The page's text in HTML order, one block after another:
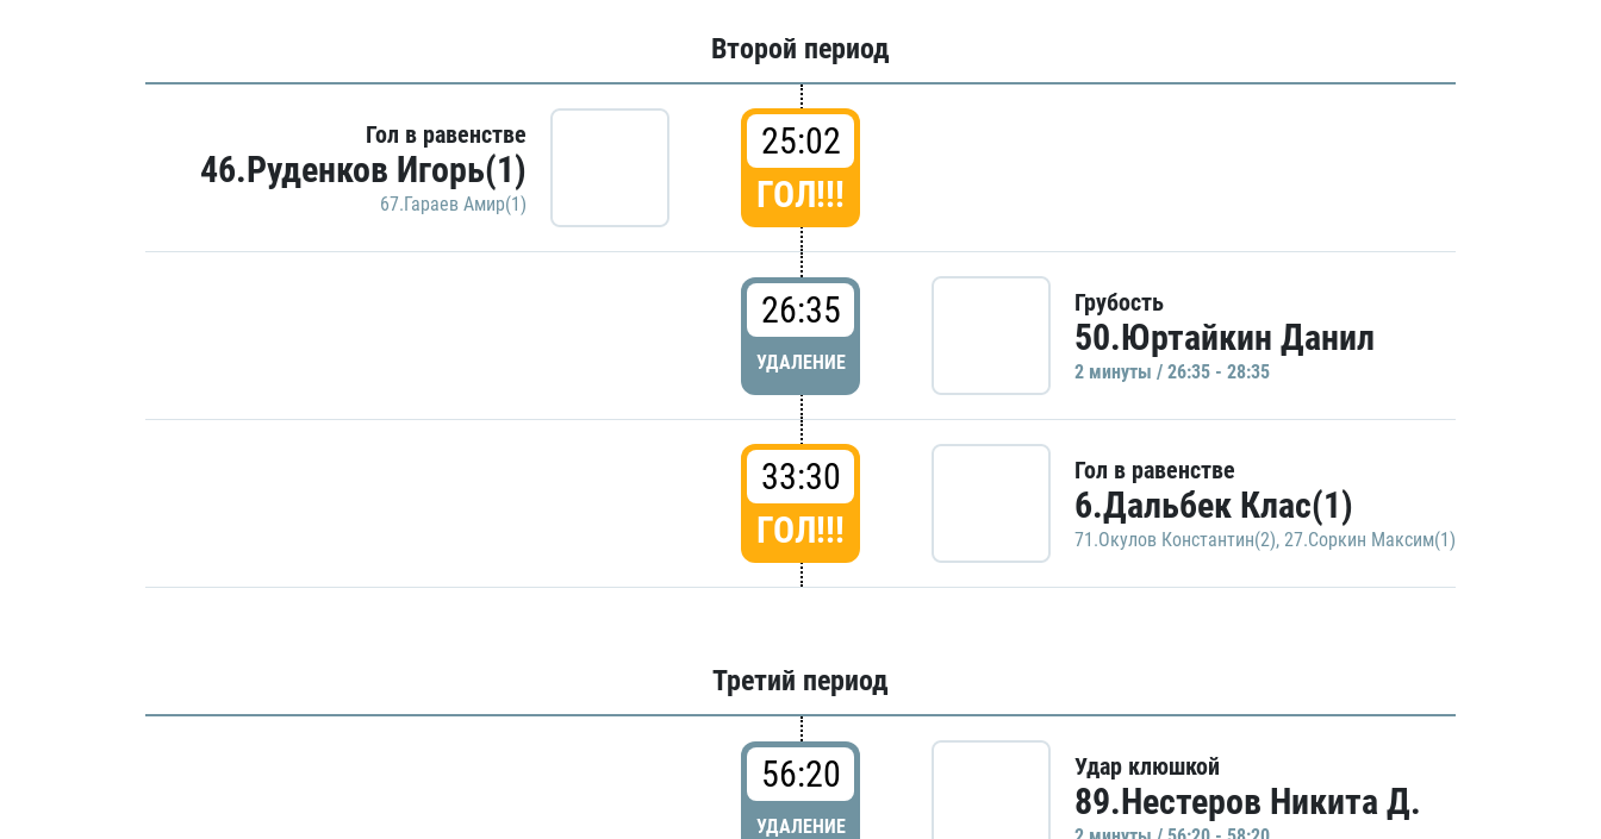
Второй период
Гол в равенстве
46.Руденков Игорь(1)
67.Гараев Амир(1)
25:02
ГОЛ!!!
26:35
УДАЛЕНИЕ
Грубость
50.Юртайкин Данил
2 минуты / 26:35 - 28:35
33:30
ГОЛ!!!
Гол в равенстве
6.Дальбек Клас(1)
71.Окулов Константин(2), 27.Соркин Максим(1)
Третий период
56:20
УДАЛЕНИЕ
Удар клюшкой
89.Нестеров Никита Д.